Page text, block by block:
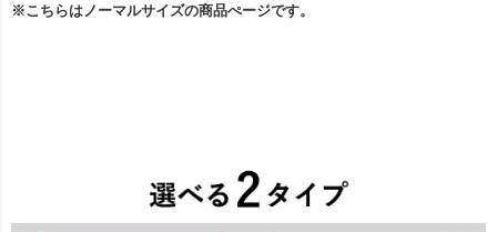
※こちらはノーマルサイズの商品ぺージです。